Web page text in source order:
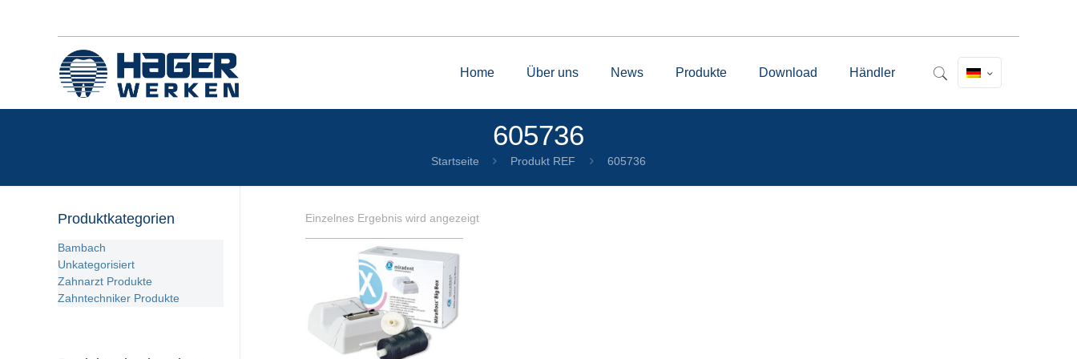
Home Über uns News Produkte Download Händler
605736
Startseite Produkt REF 605736
Einzelnes Ergebnis wird angezeigt
Produktkategorien
Bambach
Unkategorisiert
Zahnarzt Produkte
Zahntechniker Produkte